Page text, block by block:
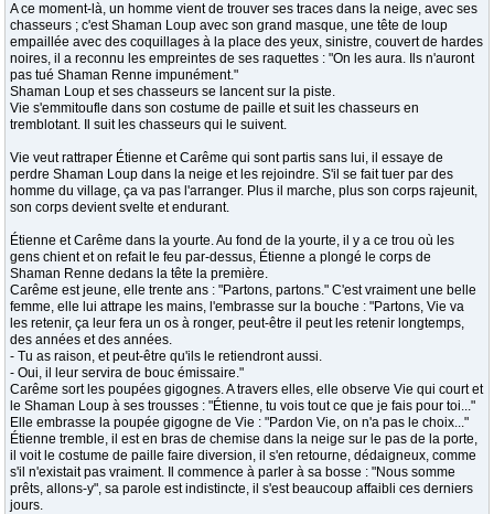
A ce moment-là, un homme vient de trouver ses traces dans la neige, avec ses
chasseurs ; c'est Shaman Loup avec son grand masque, une tête de loup
empaillée avec des coquillages à la place des yeux, sinistre, couvert de hardes
noires, il a reconnu les empreintes de ses raquettes : "On les aura. Ils n'auront
pas tué Shaman Renne impunément."
Shaman Loup et ses chasseurs se lancent sur la piste.
Vie s'emmitoufle dans son costume de paille et suit les chasseurs en
tremblotant. Il suit les chasseurs qui le suivent.
Vie veut rattraper Étienne et Carême qui sont partis sans lui, il essaye de
perdre Shaman Loup dans la neige et les rejoindre. S'il se fait tuer par des
homme du village, ça va pas l'arranger. Plus il marche, plus son corps rajeunit,
son corps devient svelte et endurant.
Étienne et Carême dans la yourte. Au fond de la yourte, il y a ce trou où les
gens chient et on refait le feu par-dessus, Étienne a plongé le corps de
Shaman Renne dedans la tête la première.
Carême est jeune, elle trente ans : "Partons, partons." C'est vraiment une belle
femme, elle lui attrape les mains, l'embrasse sur la bouche : "Partons, Vie va
les retenir, ça leur fera un os à ronger, peut-être il peut les retenir longtemps,
des années et des années.
- Tu as raison, et peut-être qu'ils le retiendront aussi.
- Oui, il leur servira de bouc émissaire."
Carême sort les poupées gigognes. A travers elles, elle observe Vie qui court et
le Shaman Loup à ses trousses : "Étienne, tu vois tout ce que je fais pour toi..."
Elle embrasse la poupée gigogne de Vie : "Pardon Vie, on n'a pas le choix..."
Étienne tremble, il est en bras de chemise dans la neige sur le pas de la porte,
il voit le costume de paille faire diversion, il s'en retourne, dédaigneux, comme
s'il n'existait pas vraiment. Il commence à parler à sa bosse : "Nous somme
prêts, allons-y", sa parole est indistincte, il s'est beaucoup affaibli ces derniers
jours.